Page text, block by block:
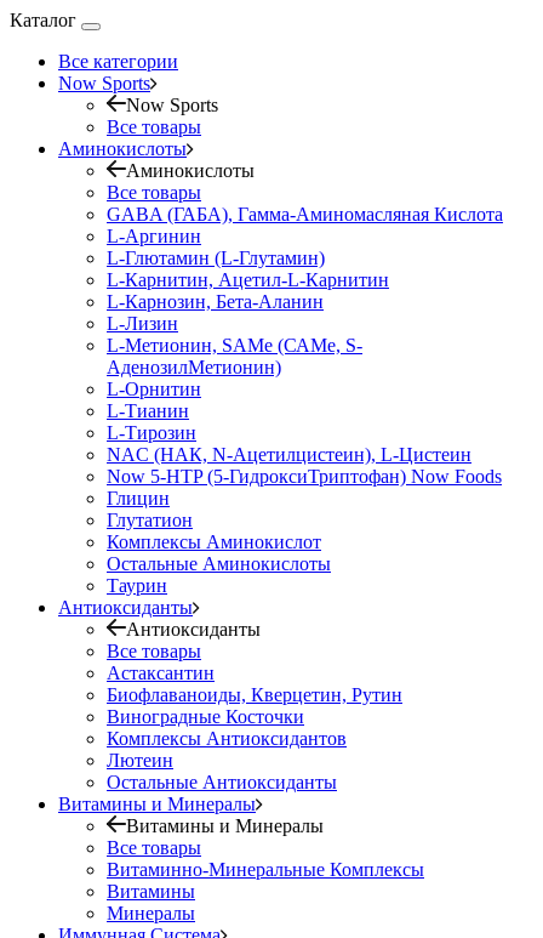
Каталог
Все категории
Now Sports
Now Sports
Все товары
Аминокислоты
Аминокислоты
Все товары
GABA (ГАБА), Гамма-Аминомасляная Кислота
L-Аргинин
L-Глютамин (L-Глутамин)
L-Карнитин, Ацетил-L-Карнитин
L-Карнозин, Бета-Аланин
L-Лизин
L-Метионин, SAMe (САМе, S-
АденозилМетионин)
L-Орнитин
L-Тианин
L-Тирозин
NAC (НАК, N-Ацетилцистеин), L-Цистеин
Now 5-HTP (5-ГидроксиТриптофан) Now Foods
Глицин
Глутатион
Комплексы Аминокислот
Остальные Аминокислоты
Таурин
Антиоксиданты
Антиоксиданты
Все товары
Астаксантин
Биофлаваноиды, Кверцетин, Рутин
Виноградные Косточки
Комплексы Антиоксидантов
Лютеин
Остальные Антиоксиданты
Витамины и Минералы
Витамины и Минералы
Все товары
Витаминно-Минеральные Комплексы
Витамины
Минералы